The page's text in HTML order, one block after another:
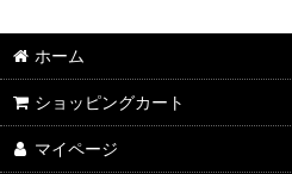
ホーム
ショッピングカート
マイページ